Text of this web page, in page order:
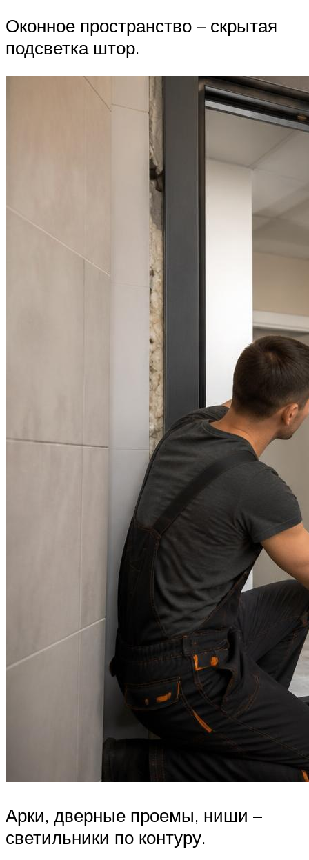
Оконное пространство – скрытая
подсветка штор.
Арки, дверные проемы, ниши –
светильники по контуру.